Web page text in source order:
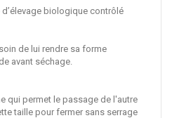
d’élevage biologique contrôlé
de lui rendre sa forme
avant séchage.
qui permet le passage de l'autre
taille pour fermer sans serrage